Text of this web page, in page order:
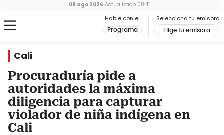
Hable con el
Programa
Selecciona tu emisora
Elige tu emisora
08 ago 2026 Actualizado 08:41
Cali
Procuraduría pide a
autoridades la máxima
diligencia para capturar
violador de niña indígena en
Cali